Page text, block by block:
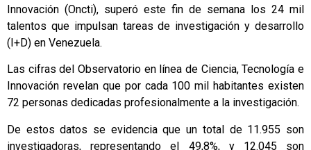
Innovación (Oncti), superó este fin de semana los 24 mil
talentos que impulsan tareas de investigación y desarrollo
(I+D) en Venezuela.
Las cifras del Observatorio en línea de Ciencia, Tecnología e
Innovación revelan que por cada 100 mil habitantes existen
72 personas dedicadas profesionalmente a la investigación.
De estos datos se evidencia que un total de 11.955 son
investigadoras, representando el 49,8%, y 12.045 son